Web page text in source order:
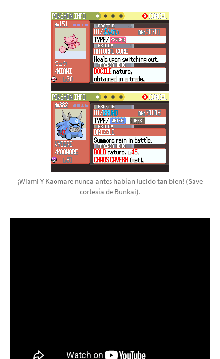
¡Wiami Y Kaomare nunca antes habían lucido tan bien! (Save
cortesía de Bunkai).